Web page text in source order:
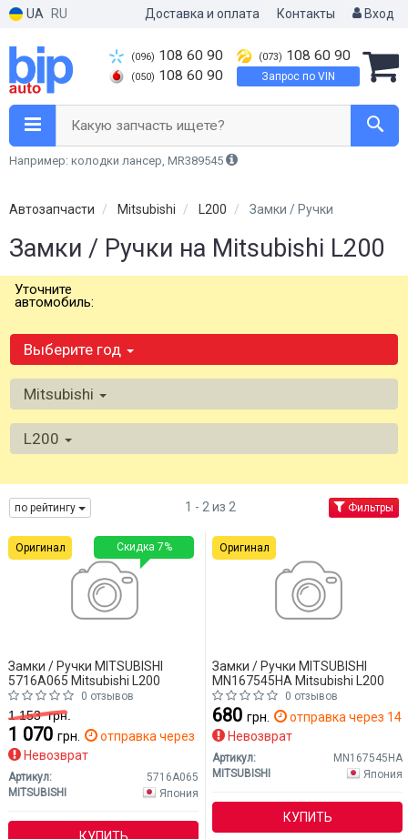
UA RU Доставка и оплата Контакты Вход
(096) 108 60 90
(050) 108 60 90
(073) 108 60 90
Запрос по VIN
Какую запчасть ищете?
Например: колодки лансер, MR389545
Автозапчасти Mitsubishi L200 Замки / Ручки
Замки / Ручки на Mitsubishi L200
Уточните
автомобиль:
Выберите год
Mitsubishi
L200
по рейтингу 1 - 2 из 2 Фильтры
Замки / Ручки MITSUBISHI
5716A065 Mitsubishi L200
0 отзывов
1 153грн.
1 070 грн.
отправка через 2 дн.
Невозврат
Артикул:
5716A065
MITSUBISHI
Япония
Скидка 7%
Оригинал
Замки / Ручки MITSUBISHI
MN167545HA Mitsubishi L200
0 отзывов
680 грн.
отправка через 14
Невозврат
Артикул:
MN167545HA
MITSUBISHI
Япония
КУПИТЬ
Оригинал